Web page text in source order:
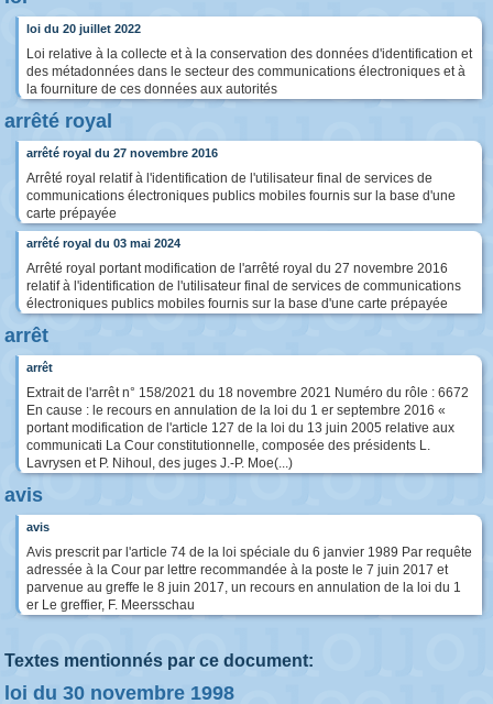
loi du 20 juillet 2022
Loi relative à la collecte et à la conservation des données d'identification et
des métadonnées dans le secteur des communications électroniques et à
la fourniture de ces données aux autorités
arrêté royal
arrêté royal du 27 novembre 2016
Arrêté royal relatif à l'identification de l'utilisateur final de services de
communications électroniques publics mobiles fournis sur la base d'une
carte prépayée
arrêté royal du 03 mai 2024
Arrêté royal portant modification de l'arrêté royal du 27 novembre 2016
relatif à l'identification de l'utilisateur final de services de communications
électroniques publics mobiles fournis sur la base d'une carte prépayée
arrêt
arrêt
Extrait de l'arrêt n° 158/2021 du 18 novembre 2021 Numéro du rôle : 6672
En cause : le recours en annulation de la loi du 1 er septembre 2016 «
portant modification de l'article 127 de la loi du 13 juin 2005 relative aux
communicati La Cour constitutionnelle, composée des présidents L.
Lavrysen et P. Nihoul, des juges J.-P. Moe(...)
avis
avis
Avis prescrit par l'article 74 de la loi spéciale du 6 janvier 1989 Par requête
adressée à la Cour par lettre recommandée à la poste le 7 juin 2017 et
parvenue au greffe le 8 juin 2017, un recours en annulation de la loi du 1
er Le greffier, F. Meersschau
Textes mentionnés par ce document:
loi du 30 novembre 1998